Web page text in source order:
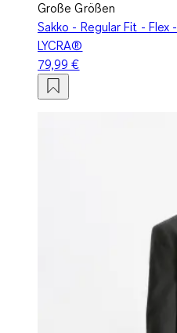
Große Größen
Sakko - Regular Fit - Flex -
LYCRA®
79,99 €